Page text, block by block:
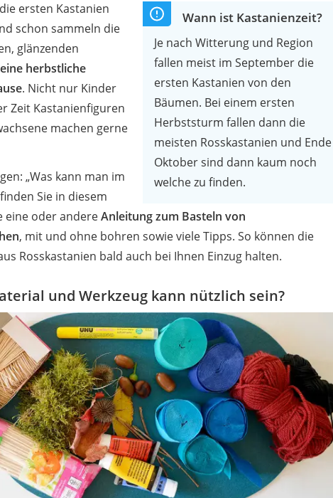
Reiten
Wann ist Kastanienzeit?
Je nach Witterung und Region
fallen meist im September die
ersten Kastanien von den
Bäumen. Bei einem ersten
Herbststurm fallen dann die
meisten Rosskastanien und Ende
Oktober sind dann kaum noch
welche zu finden.
ersten Kastanien
schon sammeln die
glänzenden
eine herbstliche
. Nicht nur Kinder
Zeit Kastanienfiguren
machen gerne
„Was kann man im
Sie in diesem
eine oder andereAnleitung zum Basteln von
, mit und ohne bohren sowie viele Tipps. So können die
Rosskastanien bald auch bei Ihnen Einzug halten.
und Werkzeug kann nützlich sein?